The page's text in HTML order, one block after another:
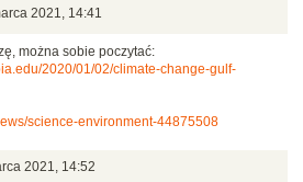
2021, 14:41
można sobie poczytać:
2020/01/02/climate-change-gulf-
science-environment-44875508
2021, 14:52